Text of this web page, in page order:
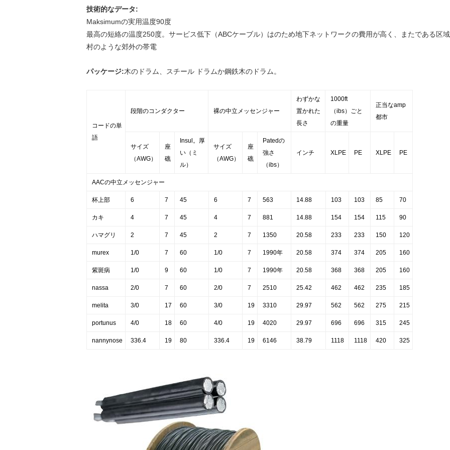
技術的なデータ:
Maksimumの実用温度90度
最高の短絡の温度250度。サービス低下（ABCケーブル）はのため地下ネットワークの費用が高く、またである区
村のような郊外の帯電
パッケージ:木のドラム、スチール ドラムか鋼鉄木のドラム。
コードの単
語
段階のコンダクター 裸の中立メッセンジャー
わずかな
置かれた
長さ
1000ft
（ibs）ごと
の重量
正当なamp
都市
サイズ
（AWG）
座
礁
Insul。厚
い（ミ
ル）
サイズ
（AWG）
座
礁
Patedの
強さ
（ibs）
インチ XLPE PE XLPE PE
AACの中立メッセンジャー
杯上部 6 7 45 6 7 563 14.88 103 103 85 70
カキ 4 7 45 4 7 881 14.88 154 154 115 90
ハマグリ 2 7 45 2 7 1350 20.58 233 233 150 120
murex 1/0 7 60 1/0 7 1990年 20.58 374 374 205 160
紫斑病 1/0 9 60 1/0 7 1990年 20.58 368 368 205 160
nassa 2/0 7 60 2/0 7 2510 25.42 462 462 235 185
melita 3/0 17 60 3/0 19 3310 29.97 562 562 275 215
portunus 4/0 18 60 4/0 19 4020 29.97 696 696 315 245
nannynose 336.4 19 80 336.4 19 6146 38.79 1118 1118 420 325